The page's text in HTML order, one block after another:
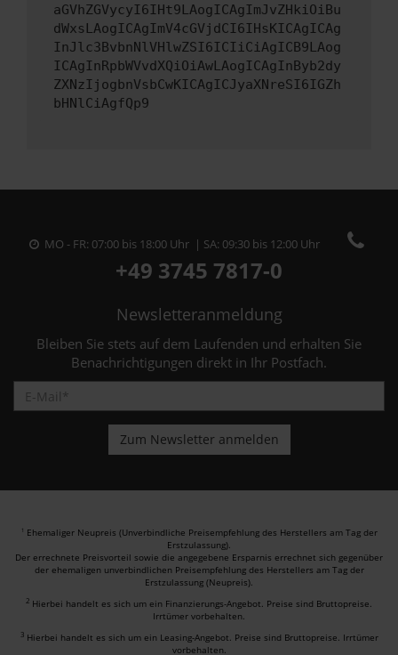
aGVhZGVycyI6IHt9LAogICAgImJvZHkiOiBu
dWxsLAogICAgImV4cGVjdCI6IHsKICAgICAg
InJlc3BvbnNlVHlwZSI6ICIiCiAgICB9LAog
ICAgInRpbWVvdXQiOiAwLAogICAgInByb2dy
ZXNzIjogbnVsbCwKICAgICJyaXNreSI6IGZh
bHNlCiAgfQp9
MO - FR: 07:00 bis 18:00 Uhr | SA: 09:30 bis 12:00 Uhr
+49 3745 7817-0
Newsletteranmeldung
Bleiben Sie stets auf dem Laufenden und erhalten Sie
Benachrichtigungen direkt in Ihr Postfach.
1 Ehemaliger Neupreis (Unverbindliche Preisempfehlung des Herstellers am Tag der
Erstzulassung).
Der errechnete Preisvorteil sowie die angegebene Ersparnis errechnet sich gegenüber
der ehemaligen unverbindlichen Preisempfehlung des Herstellers am Tag der
Erstzulassung (Neupreis).
2 Hierbei handelt es sich um ein Finanzierungs-Angebot. Preise sind Bruttopreise.
Irrtümer vorbehalten.
3 Hierbei handelt es sich um ein Leasing-Angebot. Preise sind Bruttopreise. Irrtümer
vorbehalten.